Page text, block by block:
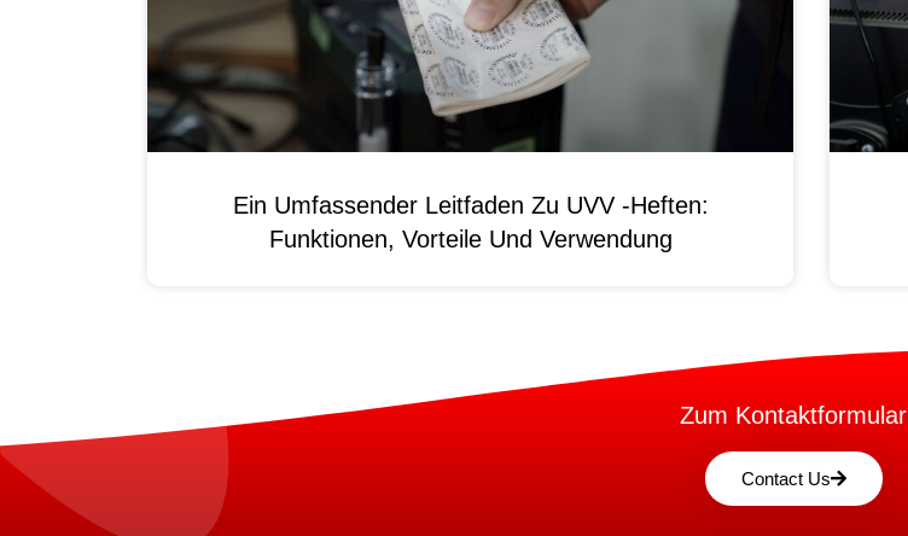
Ein Umfassender Leitfaden Zu UVV -Heften:
Funktionen, Vorteile Und Verwendung
Zum Kontaktformular
Contact Us